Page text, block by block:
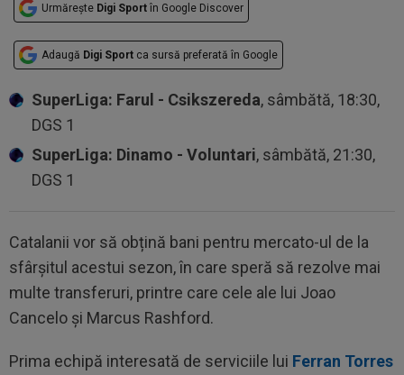
Urmărește Digi Sport în Google Discover
Adaugă Digi Sport ca sursă preferată în Google
SuperLiga: Farul - Csikszereda, sâmbătă, 18:30,
DGS 1
SuperLiga: Dinamo - Voluntari, sâmbătă, 21:30,
DGS 1
Catalanii vor să obțină bani pentru mercato-ul de la
sfârșitul acestui sezon, în care speră să rezolve mai
multe transferuri, printre care cele ale lui Joao
Cancelo și Marcus Rashford.
Prima echipă interesată de serviciile lui Ferran Torres